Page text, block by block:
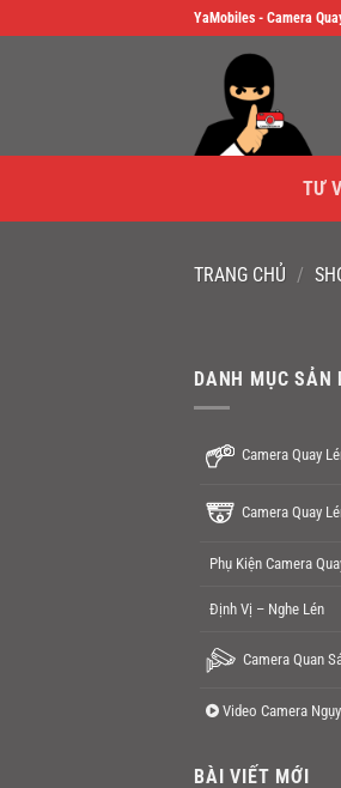
to
YaMobiles - Camera
TƯ
TRANG CHỦ /
DANH MỤC SẢN
Camera Quay
Camera Quay
Phụ Kiện Camera
Định Vị – Nghe Lén
Camera Quan
Video Camera
BÀI VIẾT MỚI